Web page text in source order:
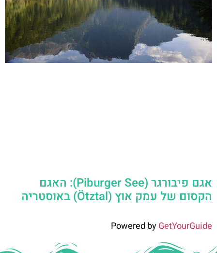
אגם פיבורגר (Piburger See): האגם
הקסום של עמק אוץ (Ötztal) באוסטריה
Powered byGetYourGuide